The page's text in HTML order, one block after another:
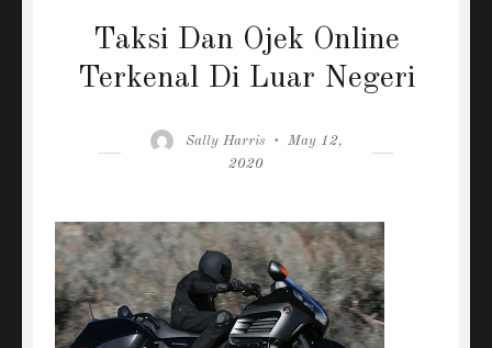
Taksi Dan Ojek Online
Terkenal Di Luar Negeri
Author
Sally Harris
Posted
May 12,
2020